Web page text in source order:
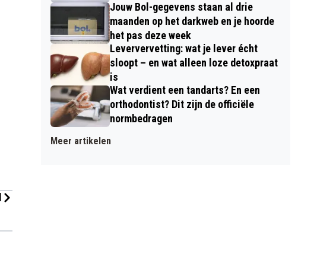
Jouw Bol-gegevens staan al drie
maanden op het darkweb en je hoorde
het pas deze week
Leververvetting: wat je lever écht
sloopt – en wat alleen loze detoxpraat
is
Wat verdient een tandarts? En een
orthodontist? Dit zijn de officiële
normbedragen
Meer artikelen